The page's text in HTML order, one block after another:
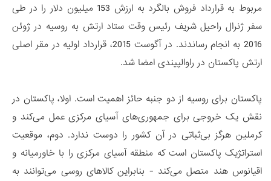
مربوط به قرارداد فروش بالگرد به ارزش 153 میلیون دلار را در طی
سفر ژنرال راحیل شریف رئیس وقت ستاد ارتش به روسیه در ژوئن
2016 به انجام رساندند. در آگوست 2015، قرارداد اولیه در مقر اصلی
ارتش پاکستان در راوالپیندی امضا شد.
پاکستان برای روسیه از دو جنبه حائز اهمیت است. اولا، پاکستان در
نقش یک خروجی برای جمهوری‌های آسیای مرکزی عمل می‌کند و
کرملین هرگز بی‌ثباتی در آن کشور را دوست ندارد. دوم، موقعیت
استراتژیک پاکستان است که منطقه آسیای مرکزی را با خاورمیانه و
اقیانوس هند متصل می‌کند - بنابراین کالاهای روسی می‌توانند به